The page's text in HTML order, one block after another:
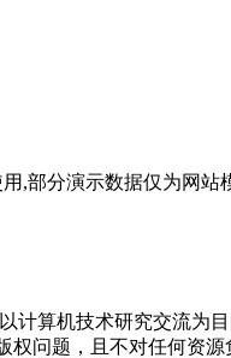
,部分演示数据仅为网
算机技术研究交流
问题，且不对任何资